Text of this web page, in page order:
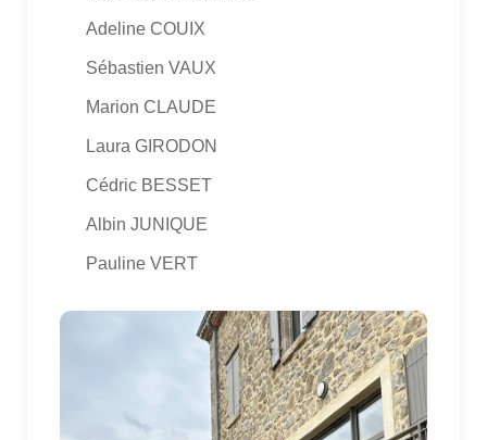
Adeline COUIX
Sébastien VAUX
Marion CLAUDE
Laura GIRODON
Cédric BESSET
Albin JUNIQUE
Pauline VERT